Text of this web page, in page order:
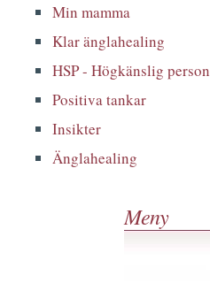
Min mamma
Klar änglahealing
HSP - Högkänslig person
Positiva tankar
Insikter
Änglahealing
Meny